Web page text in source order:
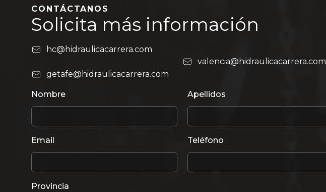
CONTÁCTANOS
Solicita más información
hc@hidraulicacarrera.com
valencia@hidraulicacarrera.com
getafe@hidraulicacarrera.com
Nombre Apellidos
Email Teléfono
Provincia